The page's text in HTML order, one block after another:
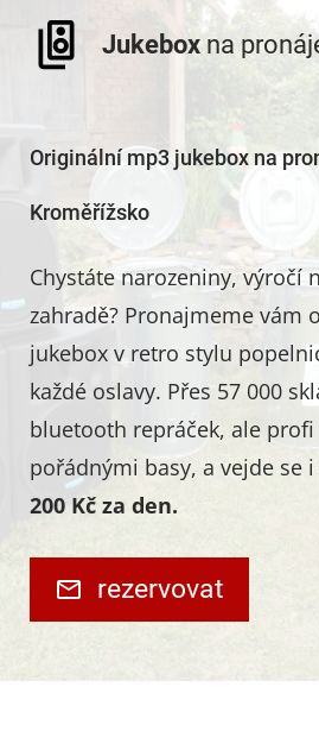
Jukebox na
Originální mp3 jukebox na
Kroměřížsko
Chystáte narozeniny, výročí
zahradě? Pronajmeme vám
jukebox v retro stylu
každé oslavy. Přes 57 000
bluetooth repráček, ale
pořádnými basy, a vejde se
200 Kč za den.
rezervovat